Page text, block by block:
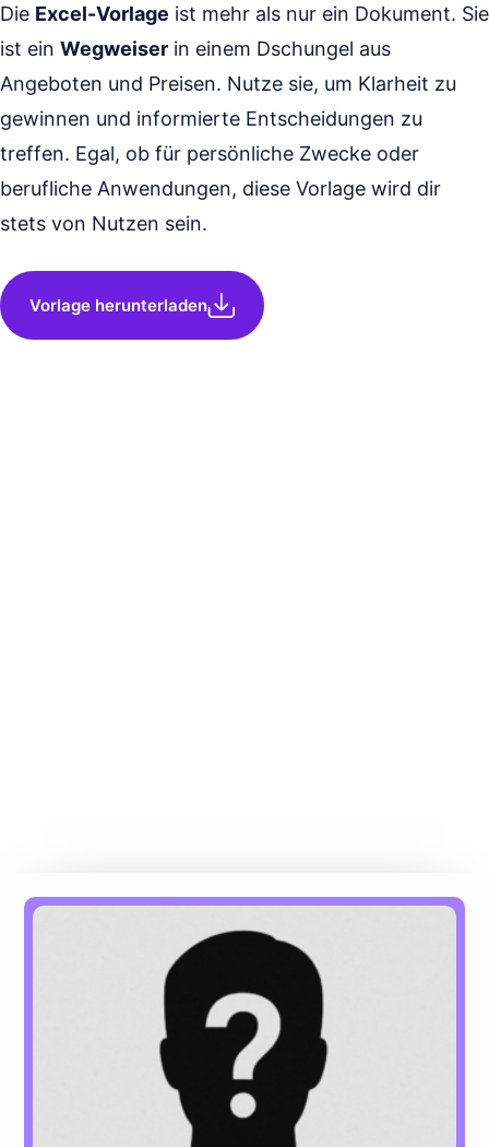
Die Excel-Vorlage ist mehr als nur ein Dokument. Sie
ist ein Wegweiser in einem Dschungel aus
Angeboten und Preisen. Nutze sie, um Klarheit zu
gewinnen und informierte Entscheidungen zu
treffen. Egal, ob für persönliche Zwecke oder
berufliche Anwendungen, diese Vorlage wird dir
stets von Nutzen sein.
Vorlage herunterladen